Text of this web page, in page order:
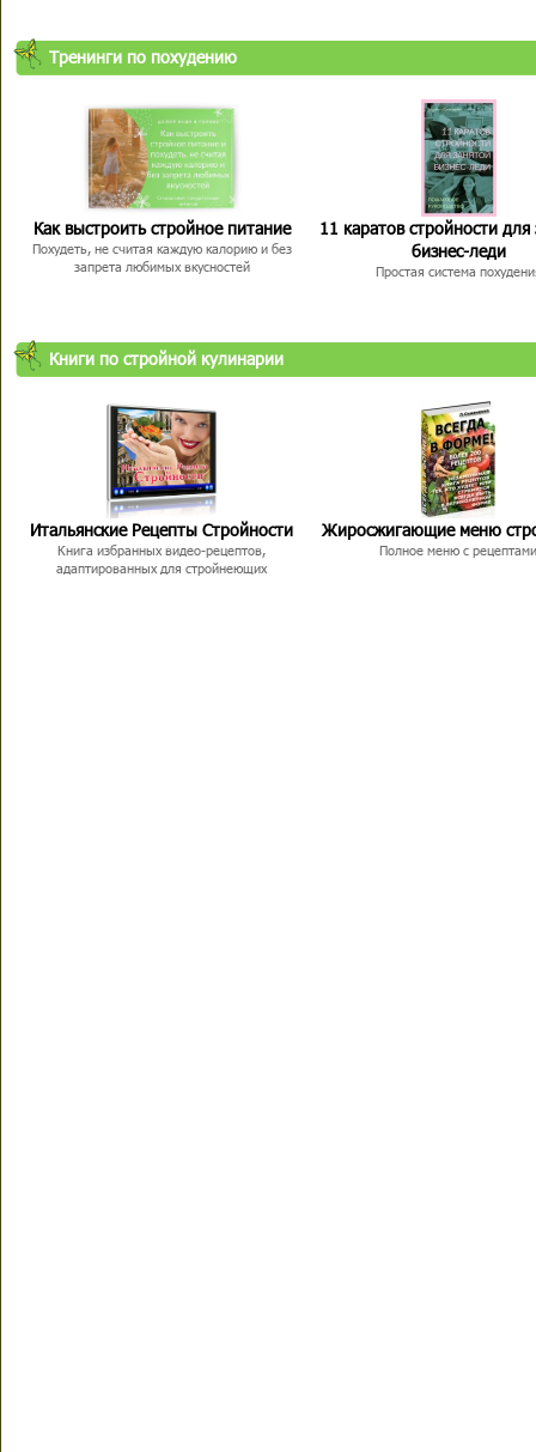
Тренинги по похудению
Как выстроить стройное питание
Похудеть, не считая каждую калорию и без
запрета любимых вкусностей
11 каратов стройности для
бизнес-леди
Простая система
Книги по стройной кулинарии
Итальянские Рецепты Стройности
Книга избранных видео-рецептов,
адаптированных для стройнеющих
Жиросжигающие меню
Полное меню с рецептами